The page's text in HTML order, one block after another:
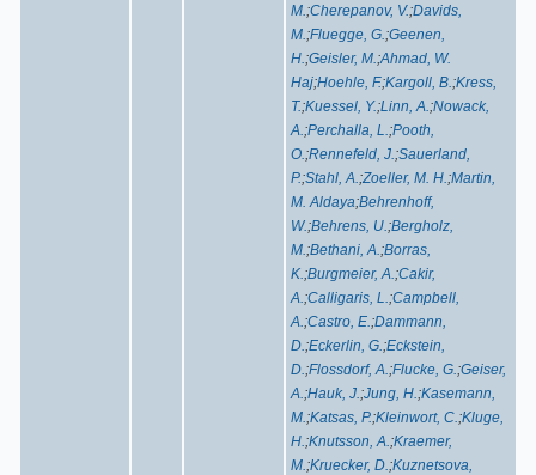
M.;Cherepanov, V.;Davids,
M.;Fluegge, G.;Geenen,
H.;Geisler, M.;Ahmad, W.
Haj;Hoehle, F.;Kargoll, B.;Kress,
T.;Kuessel, Y.;Linn, A.;Nowack,
A.;Perchalla, L.;Pooth,
O.;Rennefeld, J.;Sauerland,
P.;Stahl, A.;Zoeller, M. H.;Martin,
M. Aldaya;Behrenhoff,
W.;Behrens, U.;Bergholz,
M.;Bethani, A.;Borras,
K.;Burgmeier, A.;Cakir,
A.;Calligaris, L.;Campbell,
A.;Castro, E.;Dammann,
D.;Eckerlin, G.;Eckstein,
D.;Flossdorf, A.;Flucke, G.;Geiser,
A.;Hauk, J.;Jung, H.;Kasemann,
M.;Katsas, P.;Kleinwort, C.;Kluge,
H.;Knutsson, A.;Kraemer,
M.;Kruecker, D.;Kuznetsova,